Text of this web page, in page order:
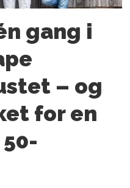
gang i
– og
for en